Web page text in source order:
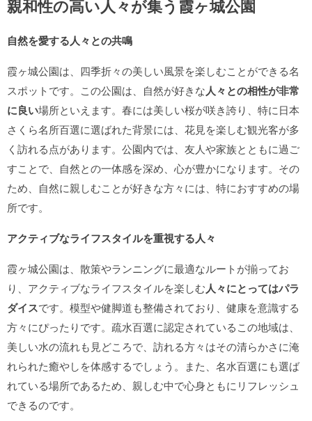
親和性の高い人々が集う霞ヶ城公園
自然を愛する人々との共鳴
霞ヶ城公園は、四季折々の美しい風景を楽しむことができる名
スポットです。この公園は、自然が好きな人々との相性が非常
に良い場所といえます。春には美しい桜が咲き誇り、特に日本
さくら名所百選に選ばれた背景には、花見を楽しむ観光客が多
く訪れる点があります。公園内では、友人や家族とともに過ご
すことで、自然との一体感を深め、心が豊かになります。その
ため、自然に親しむことが好きな方々には、特におすすめの場
所です。
アクティブなライフスタイルを重視する人々
霞ヶ城公園は、散策やランニングに最適なルートが揃ってお
り、アクティブなライフスタイルを楽しむ人々にとってはパラ
ダイスです。模型や健脚道も整備されており、健康を意識する
方々にぴったりです。疏水百選に認定されているこの地域は、
美しい水の流れも見どころで、訪れる方々はその清らかさに淹
れられた癒やしを体感するでしょう。また、名水百選にも選ば
れている場所であるため、親しむ中で心身ともにリフレッシュ
できるのです。